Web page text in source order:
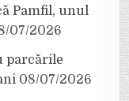
Pamfil, unul
07/2026
parcările
08/07/2026